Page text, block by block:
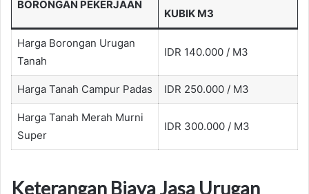
BORONGAN PEKERJAAN
KUBIK M3
Harga Borongan Urugan
Tanah
IDR 140.000 / M3
Harga Tanah Campur Padas IDR 250.000 / M3
Harga Tanah Merah Murni
Super
IDR 300.000 / M3
Keterangan Biaya Jasa Urugan